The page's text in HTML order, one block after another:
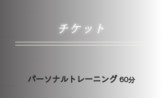
チケット
パーソナルトレーニング 60分